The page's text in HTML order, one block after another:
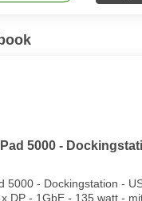
5000 -
5000 - Dockingstation -
DP - 1GbE - 135 watt -